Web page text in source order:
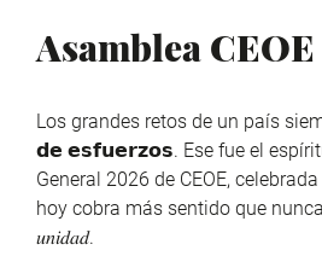
Asamblea
Los grandes retos de un país
𝗱𝗲 𝗲𝘀𝗳𝘂𝗲𝗿𝘇𝗼𝘀. Ese fue el
General 2026 de CEOE,
hoy cobra más sentido que nunca:
𝑢𝑛𝑖𝑑𝑎𝑑.